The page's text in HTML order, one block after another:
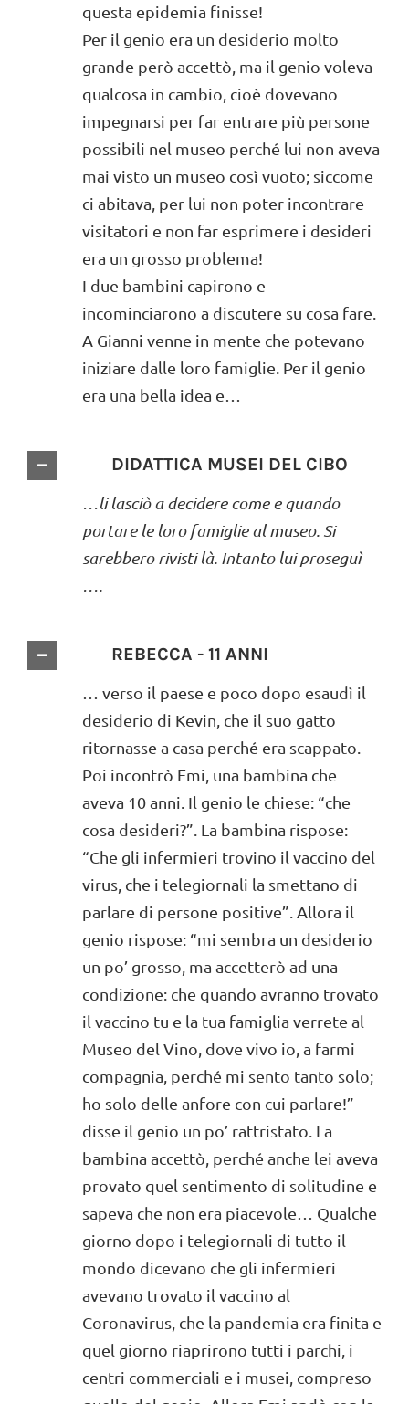
questa epidemia finisse!
Per il genio era un desiderio molto
grande però accettò, ma il genio voleva
qualcosa in cambio, cioè dovevano
impegnarsi per far entrare più persone
possibili nel museo perché lui non aveva
mai visto un museo così vuoto; siccome
ci abitava, per lui non poter incontrare
visitatori e non far esprimere i desideri
era un grosso problema!
I due bambini capirono e
incominciarono a discutere su cosa fare.
A Gianni venne in mente che potevano
iniziare dalle loro famiglie. Per il genio
era una bella idea e…
DIDATTICA MUSEI DEL CIBO
…li lasciò a decidere come e quando
portare le loro famiglie al museo. Si
sarebbero rivisti là. Intanto lui proseguì
….
REBECCA - 11 ANNI
… verso il paese e poco dopo esaudì il
desiderio di Kevin, che il suo gatto
ritornasse a casa perché era scappato.
Poi incontrò Emi, una bambina che
aveva 10 anni. Il genio le chiese: “che
cosa desideri?”. La bambina rispose:
“Che gli infermieri trovino il vaccino del
virus, che i telegiornali la smettano di
parlare di persone positive”. Allora il
genio rispose: “mi sembra un desiderio
un po’ grosso, ma accetterò ad una
condizione: che quando avranno trovato
il vaccino tu e la tua famiglia verrete al
Museo del Vino, dove vivo io, a farmi
compagnia, perché mi sento tanto solo;
ho solo delle anfore con cui parlare!”
disse il genio un po’ rattristato. La
bambina accettò, perché anche lei aveva
provato quel sentimento di solitudine e
sapeva che non era piacevole… Qualche
giorno dopo i telegiornali di tutto il
mondo dicevano che gli infermieri
avevano trovato il vaccino al
Coronavirus, che la pandemia era finita e
quel giorno riaprirono tutti i parchi, i
centri commerciali e i musei, compreso